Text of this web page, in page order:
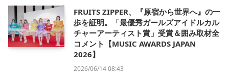
FRUITS ZIPPER、『原宿から世界へ』の一
歩を証明。「最優秀ガールズアイドルカル
チャーアーティスト賞」受賞＆囲み取材全
コメント【MUSIC AWARDS JAPAN
2026】
2026/06/14 08:43